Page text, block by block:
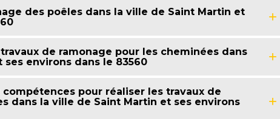
des poêles dans la ville de Saint Martin et
de ramonage pour les cheminées dans
environs dans le 83560
compétences pour réaliser les travaux de
dans la ville de Saint Martin et ses environs